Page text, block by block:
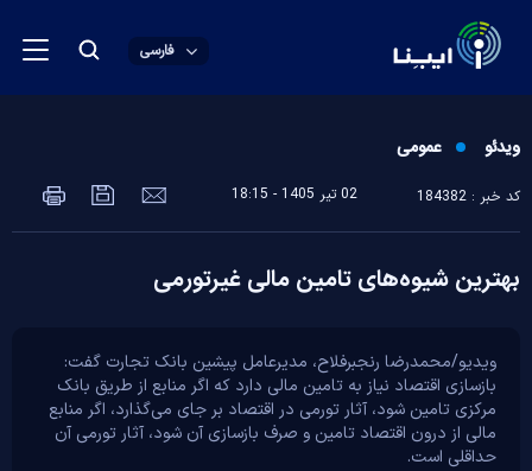
فارسی
ویدئو عمومی
کد خبر : 184382 02 تير 1405 - 18:15
بهترین شیوه‌های تامین مالی غیرتورمی
ویدیو/محمدرضا رنجبرفلاح، مدیرعامل پیشین بانک تجارت گفت:
بازسازی اقتصاد نیاز به تامین مالی دارد که اگر منابع از طریق بانک
مرکزی تامین شود، آثار تورمی در اقتصاد بر جای می‌گذارد، اگر منابع
مالی از درون اقتصاد تامین و صرف بازسازی آن شود، آثار تورمی آن
حداقلی است.